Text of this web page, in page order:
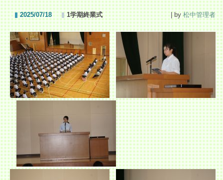
2025/07/18 1学期終業式 | by松中管理者